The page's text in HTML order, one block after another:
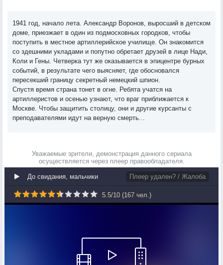
1941 год, начало лета. Александр Воронов, выросший в детском
доме, приезжает в один из подмосковных городков, чтобы
поступить в местное артиллерийское училище. Он знакомится
со здешними укладами и попутно обретает друзей в лице Нади,
Коли и Гены. Четверка тут же оказывается в эпицентре бурных
событий, в результате чего выясняет, где обосновался
пересекший границу секретный немецкий шпион.
Спустя время страна тонет в огне. Ребята учатся на
артиллеристов и осенью узнают, что враг приближается к
Москве. Чтобы защитить столицу, они и другие курсанты с
преподавателями идут на верную смерть...
Уважаемые зрители, демонстрация данного сериала
осуществляется через плеер правообладателя.
До свидания, мальчики Плеер удален? / Жалоба
5.5/10 (167 чел.)